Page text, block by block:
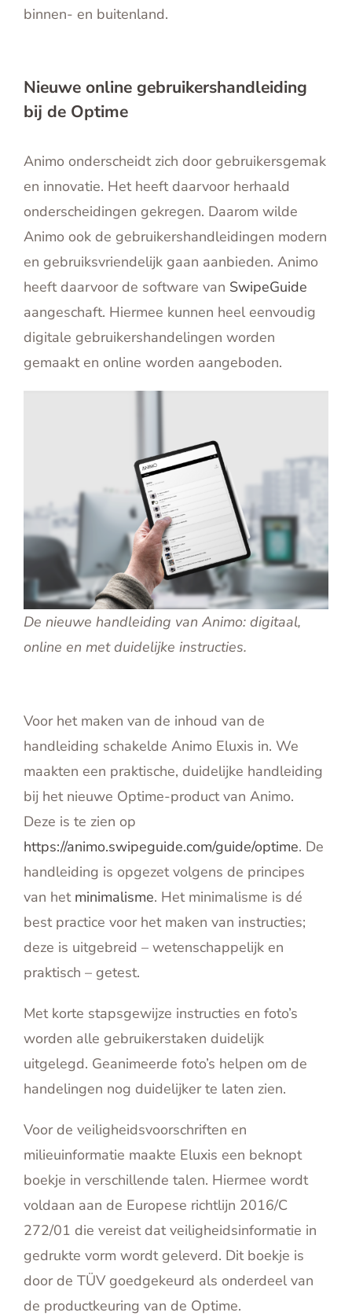
binnen- en buitenland.
Nieuwe online gebruikershandleiding
bij de Optime
Animo onderscheidt zich door gebruikersgemak
en innovatie. Het heeft daarvoor herhaald
onderscheidingen gekregen. Daarom wilde
Animo ook de gebruikershandleidingen modern
en gebruiksvriendelijk gaan aanbieden. Animo
heeft daarvoor de software van SwipeGuide
aangeschaft. Hiermee kunnen heel eenvoudig
digitale gebruikershandelingen worden
gemaakt en online worden aangeboden.
De nieuwe handleiding van Animo: digitaal,
online en met duidelijke instructies.
Voor het maken van de inhoud van de
handleiding schakelde Animo Eluxis in. We
maakten een praktische, duidelijke handleiding
bij het nieuwe Optime-product van Animo.
Deze is te zien op
https://animo.swipeguide.com/guide/optime. De
handleiding is opgezet volgens de principes
van het minimalisme. Het minimalisme is dé
best practice voor het maken van instructies;
deze is uitgebreid – wetenschappelijk en
praktisch – getest.
Met korte stapsgewijze instructies en foto’s
worden alle gebruikerstaken duidelijk
uitgelegd. Geanimeerde foto’s helpen om de
handelingen nog duidelijker te laten zien.
Voor de veiligheidsvoorschriften en
milieuinformatie maakte Eluxis een beknopt
boekje in verschillende talen. Hiermee wordt
voldaan aan de Europese richtlijn 2016/C
272/01 die vereist dat veiligheidsinformatie in
gedrukte vorm wordt geleverd. Dit boekje is
door de TÜV goedgekeurd als onderdeel van
de productkeuring van de Optime.